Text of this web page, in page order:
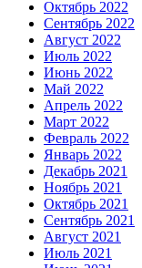
Октябрь 2022
Сентябрь 2022
Август 2022
Июль 2022
Июнь 2022
Май 2022
Апрель 2022
Март 2022
Февраль 2022
Январь 2022
Декабрь 2021
Ноябрь 2021
Октябрь 2021
Сентябрь 2021
Август 2021
Июль 2021